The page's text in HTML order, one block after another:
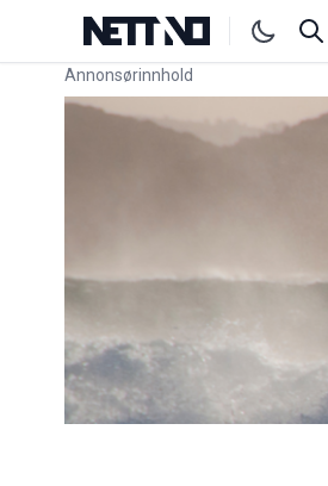
Annonsørinnhold
Link for annonse